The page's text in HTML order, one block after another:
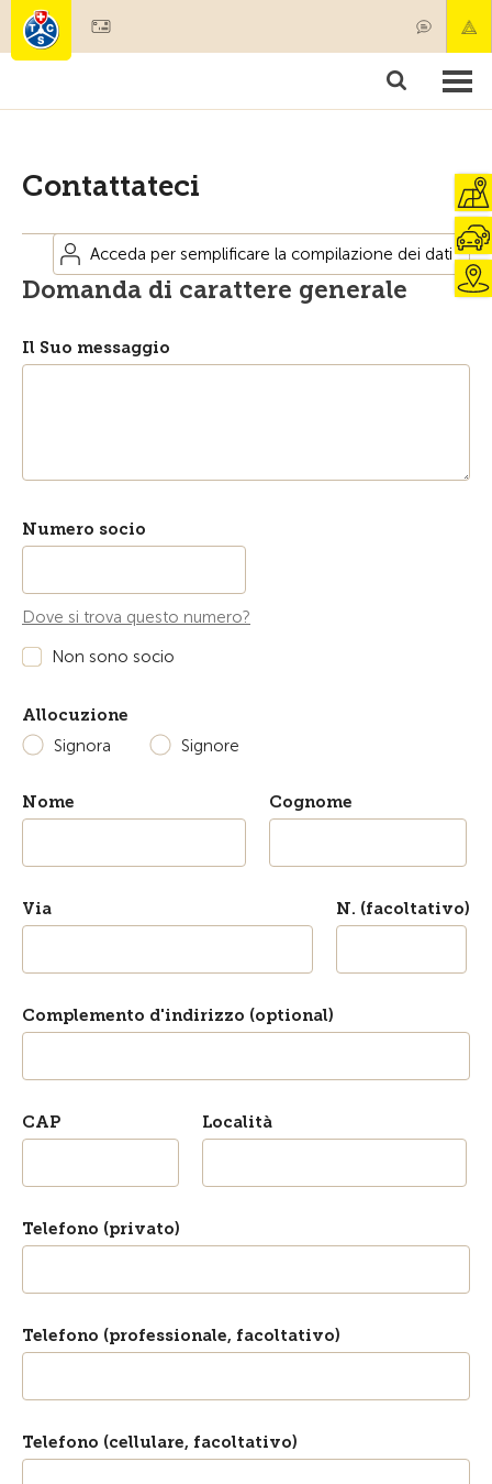
Societariato & prestazioni
Contattateci
Acceda per semplificare la compilazione dei dati
Domanda di carattere generale
Il Suo messaggio
Numero socio
Dove si trova questo numero?
Non sono socio
Allocuzione
Signora
Signore
Nome Cognome
Via N. (facoltativo)
Complemento d'indirizzo (optional)
CAP Località
Telefono (privato)
Telefono (professionale, facoltativo)
Telefono (cellulare, facoltativo)